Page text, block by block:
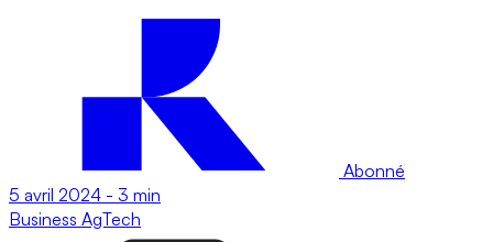
Abonné
5 avril 2024 - 3 min
Business AgTech